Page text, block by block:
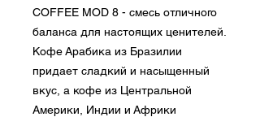
COFFEE MOD 8 - смесь отличного
баланса для настоящих ценителей.
Кофе Арабика из Бразилии
придает сладкий и насыщенный
вкус, а кофе из Центральной
Америки, Индии и Африки